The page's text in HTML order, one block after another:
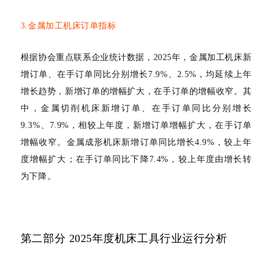
3.金属加工机床订单指标
根据协会重点联系企业统计数据， 2025年，金 属加工机床新
增订单、在手订单同比分别增长 7.9%、2.5%，均延续上年
增长趋势，新增订单的增幅扩大，在手订单的增幅收窄。其
中，金属切削机床新增订单、在手订单同比分别增长
9.3%、7.9%，相较上年度，新增订单增幅扩大，在手订单
增幅收窄。金属成形机床新增订单同比增长4.9%，较上年
度增幅扩大；在手订单同比下降7.4%，较上年度由增长转
为下降。
第二部分 2025年度机床工具行业运行分析